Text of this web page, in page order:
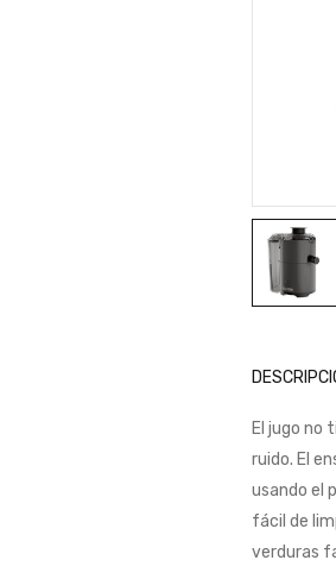
El jugo no
ruido. El
usando el
fácil de
verduras